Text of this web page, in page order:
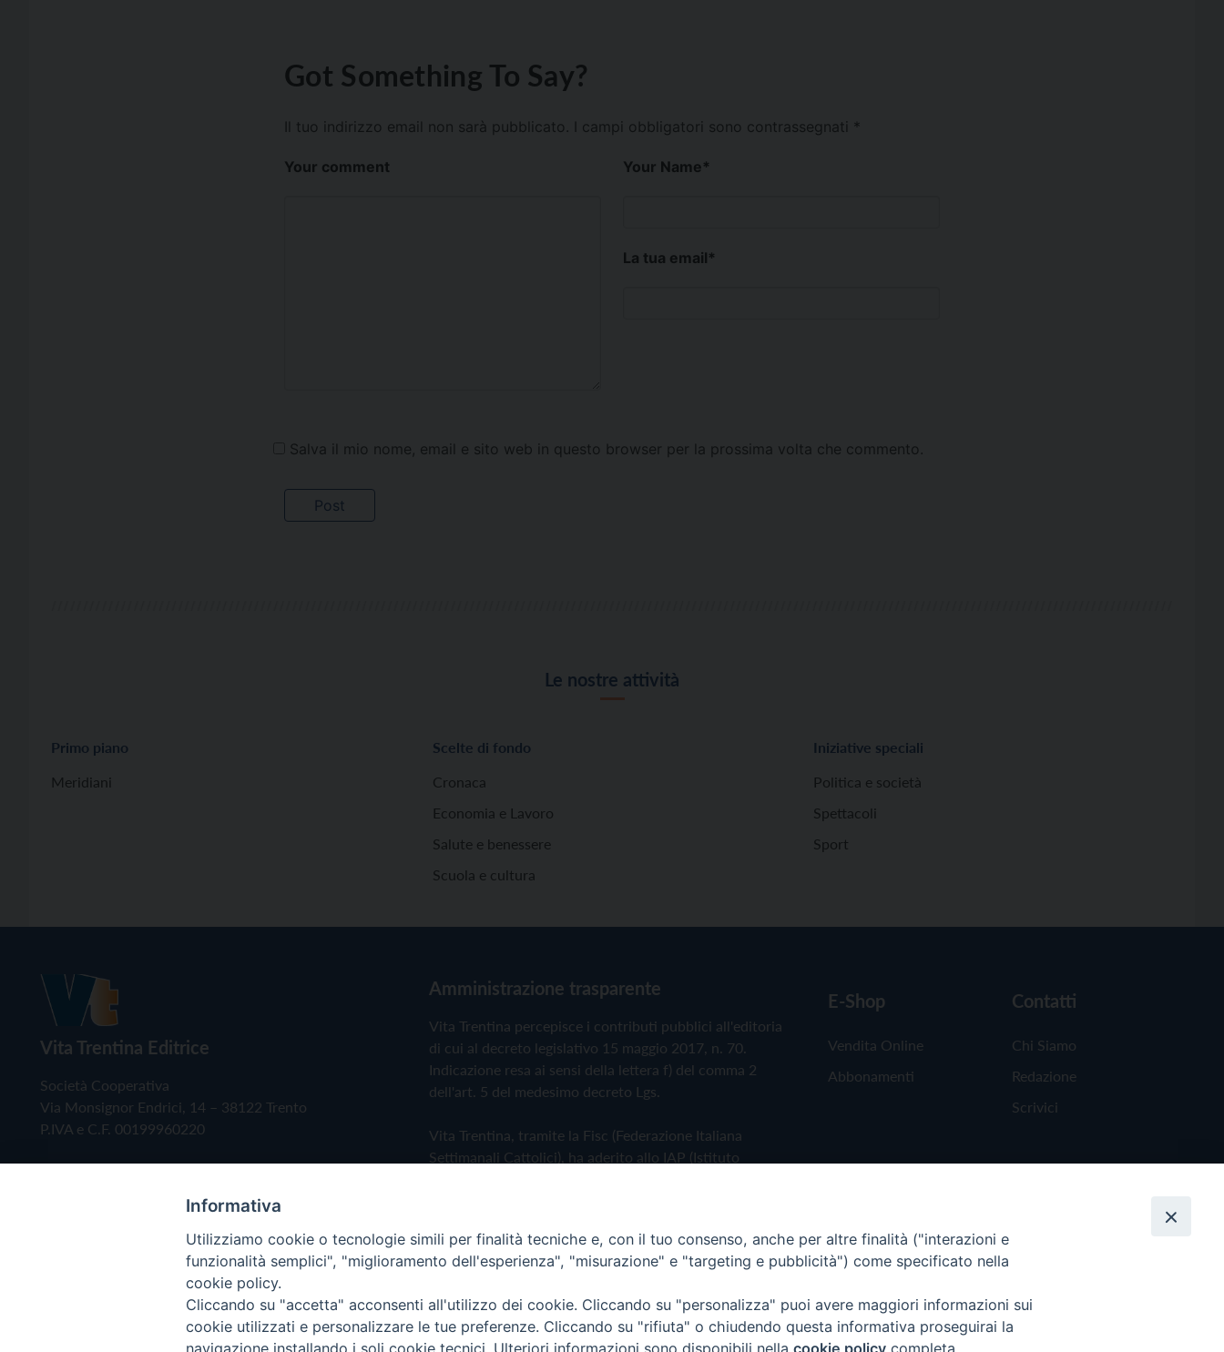
Got Something To Say?
Il tuo indirizzo email non sarà pubblicato. I campi obbligatori sono contrassegnati *
Your comment Your Name*
La tua email*
Salva il mio nome, email e sito web in questo browser per la prossima volta che commento.
Le nostre attività
Primo piano
Meridiani
Scelte di fondo
Cronaca
Economia e Lavoro
Salute e benessere
Scuola e cultura
Iniziative speciali
Politica e società
Spettacoli
Sport
Vita Trentina Editrice
Società Cooperativa
Via Monsignor Endrici, 14 – 38122 Trento
P.IVA e C.F. 00199960220
Amministrazione trasparente
Vita Trentina percepisce i contributi pubblici all'editoria
di cui al decreto legislativo 15 maggio 2017, n. 70.
Indicazione resa ai sensi della lettera f) del comma 2
dell'art. 5 del medesimo decreto Lgs.
Vita Trentina, tramite la Fisc (Federazione Italiana
Settimanali Cattolici), ha aderito allo IAP (Istituto
Privacy Policy Cookie Policy
E-Shop
Vendita Online
Abbonamenti
Contatti
Chi Siamo
Redazione
Scrivici
Copyright © 2019 - Tutti i diritti riservati - Vita Trentina Editrice
Informativa
Utilizziamo cookie o tecnologie simili per finalità tecniche e, con il tuo consenso, anche per altre finalità ("interazioni e
funzionalità semplici", "miglioramento dell'esperienza", "misurazione" e "targeting e pubblicità") come specificato nella
cookie policy.
Cliccando su "accetta" acconsenti all'utilizzo dei cookie. Cliccando su "personalizza" puoi avere maggiori informazioni sui
cookie utilizzati e personalizzare le tue preferenze. Cliccando su "rifiuta" o chiudendo questa informativa proseguirai la